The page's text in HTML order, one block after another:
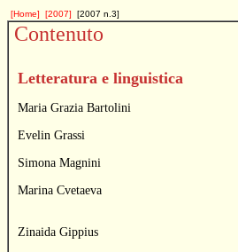
[Home] [2007] [2007 n.3]
Contenuto
Letteratura e linguistica
Maria Grazia Bartolini
Evelin Grassi
Simona Magnini
Marina Cvetaeva
Zinaida Gippius